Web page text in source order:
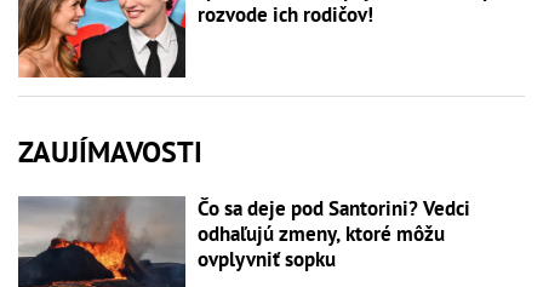
rozvode ich rodičov!
ZAUJÍMAVOSTI
Čo sa deje pod Santorini? Vedci
odhaľujú zmeny, ktoré môžu
ovplyvniť sopku